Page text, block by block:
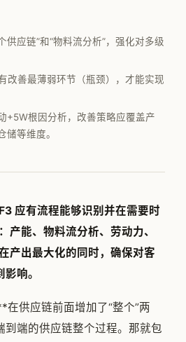
供应链”和“物料流分析”，强化对多级
改善最薄弱环节（瓶颈），才能实现
+5W根因分析，改善策略应覆盖产
储等维度。
F3 应有流程能够识别并在需要时
产能、物料流分析、劳动力、
产出最大化的同时，确保对客
响。
供应链前面增加了“整个”两
到端的供应链整个过程。那就包